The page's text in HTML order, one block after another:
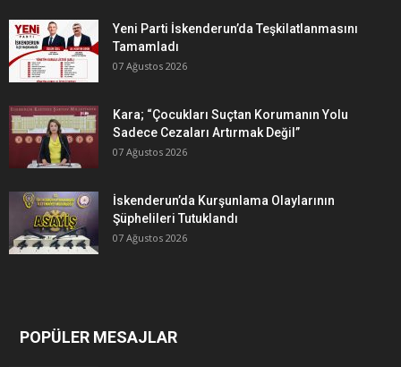
Yeni Parti İskenderun’da Teşkilatlanmasını
Tamamladı
07 Ağustos 2026
Kara; “Çocukları Suçtan Korumanın Yolu
Sadece Cezaları Artırmak Değil”
07 Ağustos 2026
İskenderun’da Kurşunlama Olaylarının
Şüphelileri Tutuklandı
07 Ağustos 2026
POPÜLER MESAJLAR